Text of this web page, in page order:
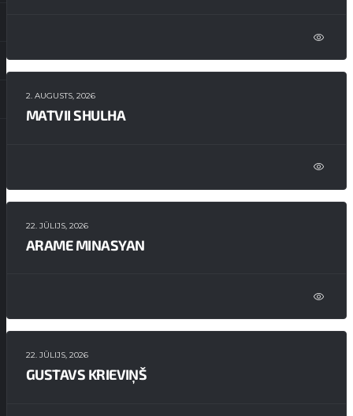
2. AUGUSTS, 2026
MATVII SHULHA
22. JŪLIJS, 2026
ARAME MINASYAN
22. JŪLIJS, 2026
GUSTAVS KRIEVIŅŠ